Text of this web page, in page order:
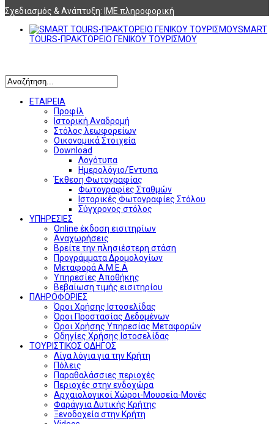
Σχεδιασμός & Ανάπτυξη: ΙΜΕ πληροφορική
SMART
TOURS-ΠΡΑΚΤΟΡΕΙΟ ΓΕΝΙΚΟΥ ΤΟΥΡΙΣΜΟΥ
ΕΤΑΙΡΕΙΑ
Προφίλ
Ιστορική Αναδρομή
Στόλος λεωφορείων
Οικονομικά Στοιχεία
Download
Λογότυπα
Ημερολόγιο/Έντυπα
Έκθεση Φωτογραφίας
Φωτογραφίες Σταθμών
Ιστορικές Φωτογραφίες Στόλου
Σύγχρονος στόλος
ΥΠΗΡΕΣΙΕΣ
Online έκδοση εισιτηρίων
Αναχωρήσεις
Βρείτε την πλησιέστερη στάση
Προγράμματα Δρομολογίων
Μεταφορά Α.Μ.Ε.Α
Υπηρεσίες Αποθήκης
Βεβαίωση τιμής εισιτηρίου
ΠΛΗΡΟΦΟΡΙΕΣ
Όροι Χρήσης Ιστοσελίδας
Όροι Προστασίας Δεδομένων
Όροι Χρήσης Υπηρεσίας Μεταφορών
Οδηγίες Χρήσης Ιστοσελίδας
ΤΟΥΡΙΣΤΙΚΟΣ ΟΔΗΓΟΣ
Λίγα λόγια για την Κρήτη
Πόλεις
Παραθαλάσσιες περιοχές
Περιοχές στην ενδοχώρα
Αρχαιολογικοί Χώροι-Μουσεία-Μονές
Φαράγγια Δυτικής Κρήτης
Ξενοδοχεία στην Κρήτη